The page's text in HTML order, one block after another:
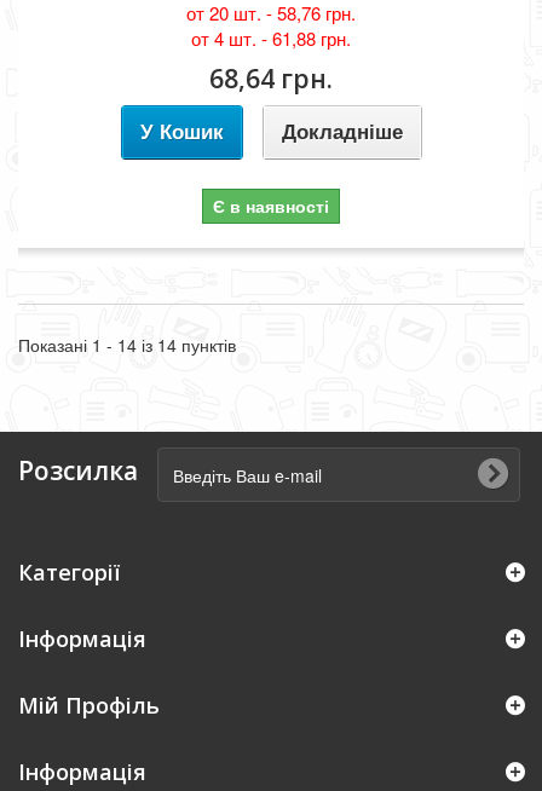
от 20 шт. -58,76 грн.
от 4 шт. -61,88 грн.
68,64 грн.
У Кошик Докладніше
Є в наявності
Показані 1 - 14 із 14 пунктів
Розсилка
Категорії
Інформація
Мій Профіль
Iнформація